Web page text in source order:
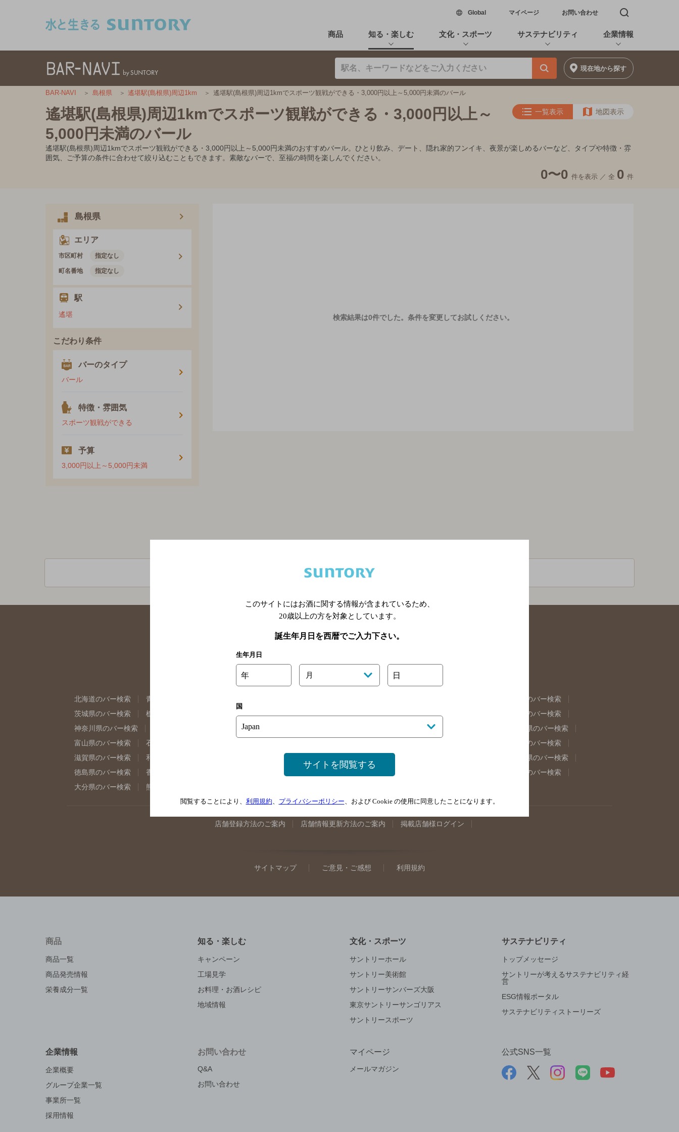
Global新しいウィンドウで開く
マイページ お問い合わせ 検索窓を開く
商品 知る・楽しむ 文化・スポーツ サステナビリティ 企業情報
現在地から探す
BAR-NAVI 島根県 遙堪駅(島根県)周辺1km 遙堪駅(島根県)周辺1kmでスポーツ観戦ができる・3,000円以上～5,000円未満のバール
遙堪駅(島根県)周辺1kmでスポーツ観戦ができる・3,000円以上～
5,000円未満のバール
一覧表示 地図表示
遙堪駅(島根県)周辺1kmでスポーツ観戦ができる・3,000円以上～5,000円未満のおすすめバール。ひとり飲み、デート、隠れ家的フンイキ、夜景が楽しめるバーなど、タイプや特徴・雰
囲気、ご予算の条件に合わせて絞り込むこともできます。素敵なバーで、至福の時間を楽しんでください。
0〜0 件を表示 ／ 全 0 件
島根県
エリア
市区町村 指定なし
町名番地 指定なし
駅
遙堪
こだわり条件
バーのタイプ
バール
特徴・雰囲気
スポーツ観戦ができる
予算
3,000円以上～5,000円未満
検索結果は0件でした。 条件を変更してお試しください。
関連ページ
北海道のバー検索 青森県のバー検索
福島県のバー検索
茨城県のバー検索
栃木県のバー検索
東京都のバー検索
神奈川県のバー検索
埼玉県のバー検索
岐阜県のバー検索
富山県のバー検索
石川県のバー検索
奈良県のバー検索
滋賀県のバー検索
和歌山県のバー検索 山口県のバー検索
島根県のバー検索
徳島県のバー検索
香川県のバー検索
佐賀県のバー検索
大分県のバー検索
熊本県のバー検索
店舗登録方法のご案内 店舗情報更新方法のご案内 掲載店舗様ログイン
サイトマップ ご意見・ご感想 利用規約
商品
商品一覧
商品発売情報
栄養成分一覧
知る・楽しむ
キャンペーン
工場見学
お料理・お酒レシピ
地域情報
文化・スポーツ
サントリーホール
サントリー美術館
サントリーサンバーズ大阪
東京サントリーサンゴリアス
サントリースポーツ
サステナビリティ
トップメッセージ
サントリーが考えるサステナビリティ経
営
ESG情報ポータル
サステナビリティストーリーズ
企業情報
企業概要
グループ企業一覧
事業所一覧
採用情報
お問い合わせ
Q&A
お問い合わせ
マイページ
メールマガジン
公式SNS一覧
このサイトにはお酒に関する情報が含まれているため、
20歳以上の方を対象としています。
誕生年月日を西暦でご入力下さい。
生年月日
年 月 日
国
サイトを閲覧する
閲覧することにより、 利用規約、 プライバシーポリシー、および Cookie の使用に同意したことになります。